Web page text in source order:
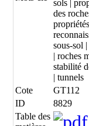
sols |
des
sous-sol
| roches
stabilité
| tunnels
Cote
GT112
ID
8829
Table des